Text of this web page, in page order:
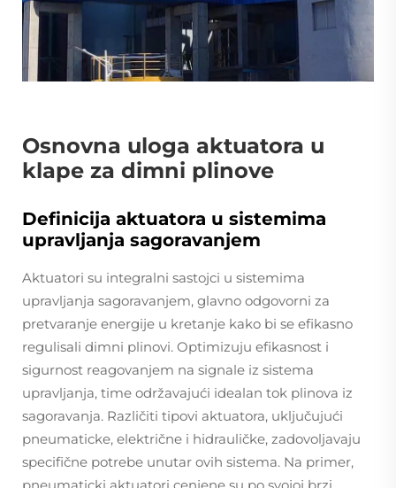
Osnovna uloga aktuatora u
klape za dimni plinove
Definicija aktuatora u sistemima
upravljanja sagoravanjem
Aktuatori su integralni sastojci u sistemima
upravljanja sagoravanjem, glavno odgovorni za
pretvaranje energije u kretanje kako bi se efikasno
regulisali dimni plinovi. Optimizuju efikasnost i
sigurnost reagovanjem na signale iz sistema
upravljanja, time održavajući idealan tok plinova iz
sagoravanja. Različiti tipovi aktuatora, uključujući
pneumaticke, električne i hidrauličke, zadovoljavaju
specifične potrebe unutar ovih sistema. Na primer,